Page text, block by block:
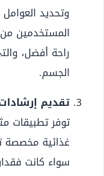
وتحديد
المستخدمين
راحة أفضل،
الجسم.
تقديم
توفر تطبيقات
غذائية مخصصة
سواء كانت